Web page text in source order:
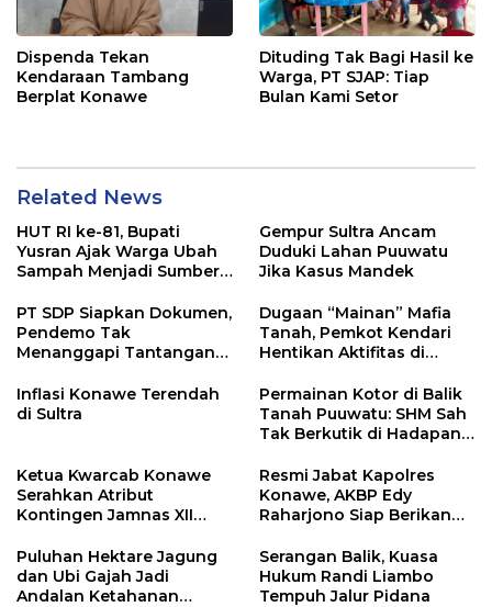
Dispenda Tekan
Kendaraan Tambang
Berplat Konawe
Dituding Tak Bagi Hasil ke
Warga, PT SJAP: Tiap
Bulan Kami Setor
Related News
HUT RI ke-81, Bupati
Yusran Ajak Warga Ubah
Sampah Menjadi Sumber
Gempur Sultra Ancam
Duduki Lahan Puuwatu
Jika Kasus Mandek
PT SDP Siapkan Dokumen,
Pendemo Tak
Menanggapi Tantangan
Dugaan “Mainan” Mafia
Tanah, Pemkot Kendari
Hentikan Aktifitas di
Inflasi Konawe Terendah
di Sultra
Permainan Kotor di Balik
Tanah Puuwatu: SHM Sah
Tak Berkutik di Hadapan
Ketua Kwarcab Konawe
Serahkan Atribut
Kontingen Jamnas XII
Resmi Jabat Kapolres
Konawe, AKBP Edy
Raharjono Siap Berikan
Puluhan Hektare Jagung
dan Ubi Gajah Jadi
Andalan Ketahanan
Serangan Balik, Kuasa
Hukum Randi Liambo
Tempuh Jalur Pidana